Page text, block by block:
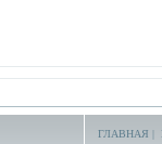
ГЛАВНАЯ |